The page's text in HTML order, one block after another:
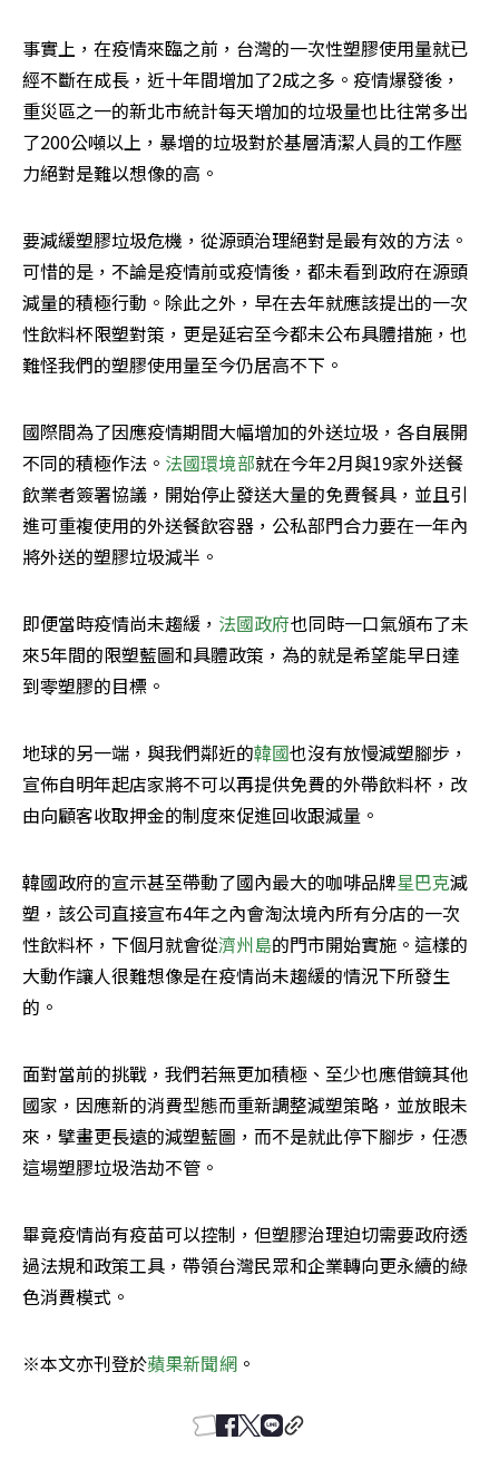
事實上，在疫情來臨之前，台灣的一次性塑膠使用量就已
經不斷在成長，近十年間增加了2成之多。疫情爆發後，
重災區之一的新北市統計每天增加的垃圾量也比往常多出
了200公噸以上，暴增的垃圾對於基層清潔人員的工作壓
力絕對是難以想像的高。
要減緩塑膠垃圾危機，從源頭治理絕對是最有效的方法。
可惜的是，不論是疫情前或疫情後，都未看到政府在源頭
減量的積極行動。除此之外，早在去年就應該提出的一次
性飲料杯限塑對策，更是延宕至今都未公布具體措施，也
難怪我們的塑膠使用量至今仍居高不下。
國際間為了因應疫情期間大幅增加的外送垃圾，各自展開
不同的積極作法。 法國環境部就在今年2月與19家外送餐
飲業者簽署協議，開始停止發送大量的免費餐具，並且引
進可重複使用的外送餐飲容器，公私部門合力要在一年內
將外送的塑膠垃圾減半。
即便當時疫情尚未趨緩， 法國政府也同時一口氣頒布了未
來5年間的限塑藍圖和具體政策，為的就是希望能早日達
到零塑膠的目標。
地球的另一端，與我們鄰近的韓國也沒有放慢減塑腳步，
宣佈自明年起店家將不可以再提供免費的外帶飲料杯，改
由向顧客收取押金的制度來促進回收跟減量。
韓國政府的宣示甚至帶動了國內最大的咖啡品牌星巴克減
塑，該公司直接宣布4年之內會淘汰境內所有分店的一次
性飲料杯，下個月就會從濟州島的門市開始實施。這樣的
大動作讓人很難想像是在疫情尚未趨緩的情況下所發生
的。
面對當前的挑戰，我們若無更加積極、至少也應借鏡其他
國家，因應新的消費型態而重新調整減塑策略，並放眼未
來，擘畫更長遠的減塑藍圖，而不是就此停下腳步，任憑
這場塑膠垃圾浩劫不管。
畢竟疫情尚有疫苗可以控制，但塑膠治理迫切需要政府透
過法規和政策工具，帶領台灣民眾和企業轉向更永續的綠
色消費模式。
※本文亦刊登於蘋果新聞網。